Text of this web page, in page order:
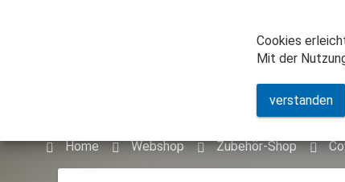
Cookies
Mit der
verstanden
Whirlpools
Home Webshop Zubehör-Shop